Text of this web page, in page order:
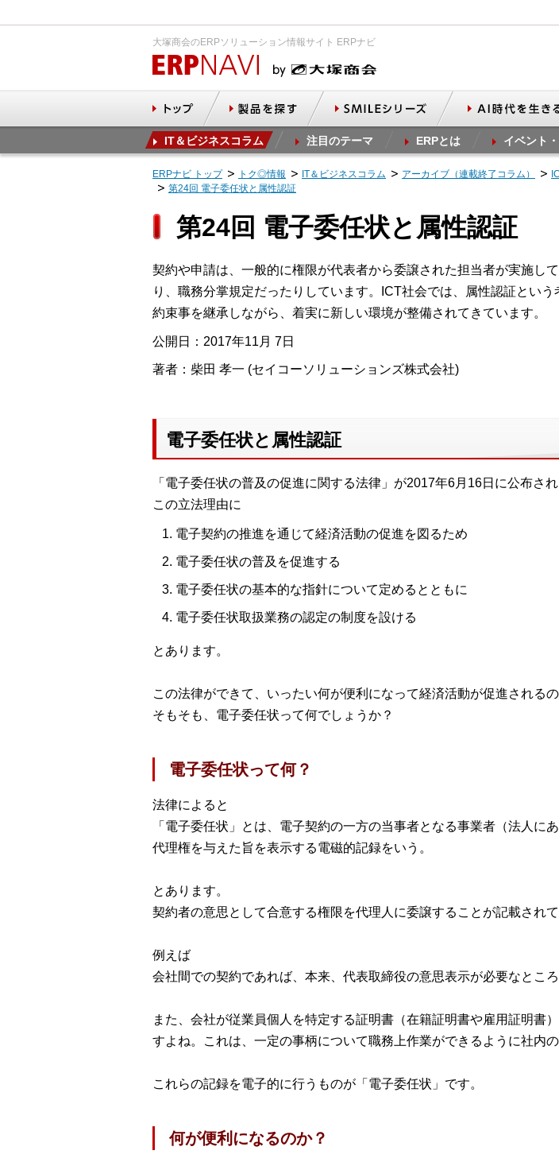
大塚商会のERPソリューション情報サイト ERPナビ
IT＆ビジネスコラム 注目のテーマ ERPとは イベント
ERPナビ トップ トク◎情報 IT＆ビジネスコラム アーカイブ（連載終了コラム）
第24回 電子委任状と属性認証
第24回 電子委任状と属性認証
契約や申請は、一般的に権限が代表者から委譲された担当者が実施し
り、職務分掌規定だったりしています。ICT社会では、属性認証とい
約束事を継承しながら、着実に新しい環境が整備されてきています。
公開日：2017年11月 7日
著者：柴田 孝一 (セイコーソリューションズ株式会社)
電子委任状と属性認証
「電子委任状の普及の促進に関する法律」が2017年6月16日に公布され
この立法理由に
電子契約の推進を通じて経済活動の促進を図るため
電子委任状の普及を促進する
電子委任状の基本的な指針について定めるとともに
電子委任状取扱業務の認定の制度を設ける
とあります。
この法律ができて、いったい何が便利になって経済活動が促進される
そもそも、電子委任状って何でしょうか？
電子委任状って何？
法律によると
「電子委任状」とは、電子契約の一方の当事者となる事業者（法人
代理権を与えた旨を表示する電磁的記録をいう。
とあります。
契約者の意思として合意する権限を代理人に委譲することが記載されて
例えば
会社間での契約であれば、本来、代表取締役の意思表示が必要なとこ
また、会社が従業員個人を特定する証明書（在籍証明書や雇用証明書
すよね。これは、一定の事柄について職務上作業ができるように社内
これらの記録を電子的に行うものが「電子委任状」です。
何が便利になるのか？